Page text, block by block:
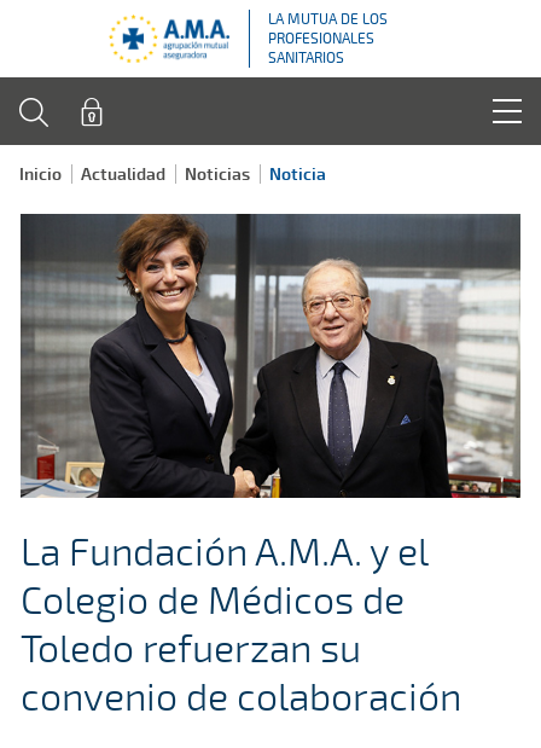
LA MUTUA DE LOS
PROFESIONALES
SANITARIOS
Inicio Actualidad Noticias Noticia
La Fundación A.M.A. y el
Colegio de Médicos de
Toledo refuerzan su
convenio de colaboración